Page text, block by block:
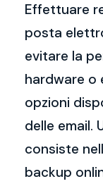
Effettuare
posta
evitare la
hardware o
opzioni
delle email.
consiste
backup